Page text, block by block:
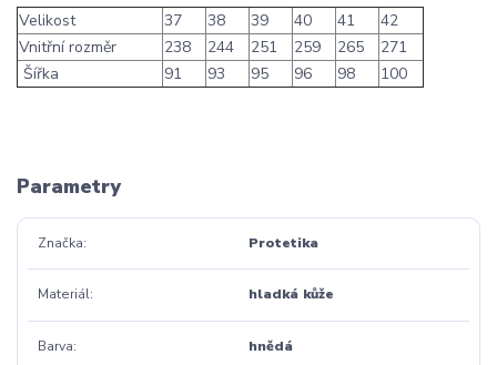
Velikost 37 38 39 40 41
42
Vnitřní rozměr
238 244 251 259 265
271
Šířka
91 93 95 96 98 100
Parametry
Značka Protetika
Materiál hladká kůže
Barva hnědá